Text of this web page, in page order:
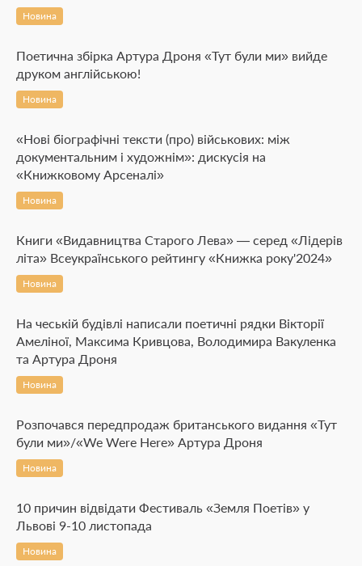
Новина
Поетична збірка Артура Дроня «Тут були ми» вийде
друком англійською!
Новина
«Нові біографічні тексти (про) військових: між
документальним і художнім»: дискусія на
«Книжковому Арсеналі»
Новина
Книги «Видавництва Старого Лева» — серед «Лідерів
літа» Всеукраїнського рейтингу «Книжка року'2024»
Новина
На чеській будівлі написали поетичні рядки Вікторії
Амеліної, Максима Кривцова, Володимира Вакуленка
та Артура Дроня
Новина
Розпочався передпродаж британського видання «Тут
були ми»/«We Were Here» Артура Дроня
Новина
10 причин відвідати Фестиваль «Земля Поетів» у
Львові 9-10 листопада
Новина